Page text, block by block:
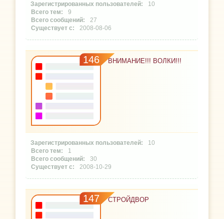
10
9
27
2008-08-06
146 ВНИМАНИЕ!!! ВОЛКИ!!!
10
1
30
2008-10-29
147 СТРОЙДВОР